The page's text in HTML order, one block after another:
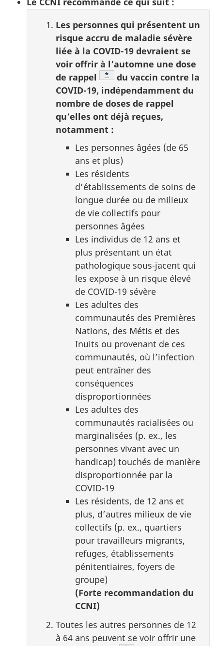
Les personnes qui présentent un
risque accru de maladie sévère
liée à la COVID-19 devraient se
voir offrir à l’automne une dose
de rappel
Note de bas de page
*
du vaccin contre la
COVID-19, indépendamment du
nombre de doses de rappel
qu’elles ont déjà reçues,
notamment :
Les personnes âgées (de 65
ans et plus)
Les résidents
d’établissements de soins de
longue durée ou de milieux
de vie collectifs pour
personnes âgées
Les individus de 12 ans et
plus présentant un état
pathologique sous-jacent qui
les expose à un risque élevé
de COVID-19 sévère
Les adultes des
communautés des Premières
Nations, des Métis et des
Inuits ou provenant de ces
communautés, où l’infection
peut entraîner des
conséquences
disproportionnées
Les adultes des
communautés racialisées ou
marginalisées (p. ex., les
personnes vivant avec un
handicap) touchés de manière
disproportionnée par la
COVID-19
Les résidents, de 12 ans et
plus, d’autres milieux de vie
collectifs (p. ex., quartiers
pour travailleurs migrants,
refuges, établissements
pénitentiaires, foyers de
groupe)
(Forte recommandation du
CCNI)
Toutes les autres personnes de 12
à 64 ans peuvent se voir offrir une